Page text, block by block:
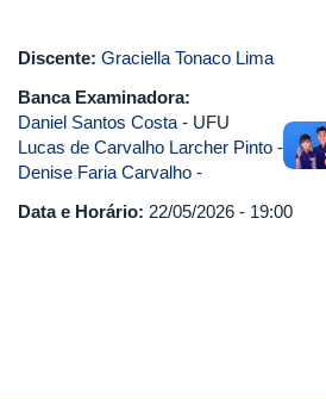
Discente: Graciella Tonaco Lima
Banca Examinadora:
Daniel Santos Costa - UFU
Lucas de Carvalho Larcher Pinto - UFU
Denise Faria Carvalho -
Data e Horário: 22/05/2026 - 19:00